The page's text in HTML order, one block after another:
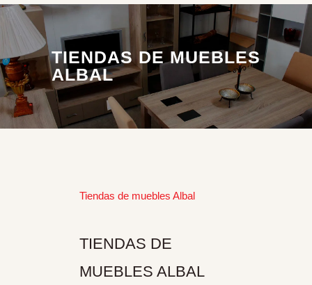
TIENDAS DE MUEBLES
ALBAL
Tiendas de muebles Albal
TIENDAS DE
MUEBLES ALBAL